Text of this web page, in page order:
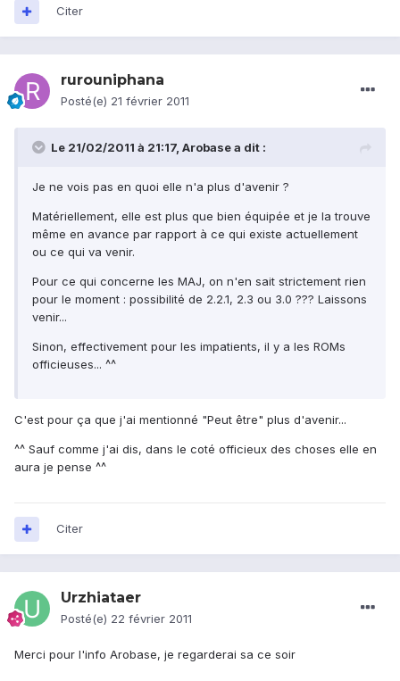
Citer
rurouniphana
Posté(e) 21 février 2011
Le 21/02/2011 à 21:17, Arobase a dit :
Je ne vois pas en quoi elle n'a plus d'avenir ?
Matériellement, elle est plus que bien équipée et je la trouve
même en avance par rapport à ce qui existe actuellement
ou ce qui va venir.
Pour ce qui concerne les MAJ, on n'en sait strictement rien
pour le moment : possibilité de 2.2.1, 2.3 ou 3.0 ??? Laissons
venir...
Sinon, effectivement pour les impatients, il y a les ROMs
officieuses... ^^
C'est pour ça que j'ai mentionné "Peut être" plus d'avenir...
^^ Sauf comme j'ai dis, dans le coté officieux des choses elle en
aura je pense ^^
Citer
Urzhiataer
Posté(e) 22 février 2011
Merci pour l'info Arobase, je regarderai sa ce soir